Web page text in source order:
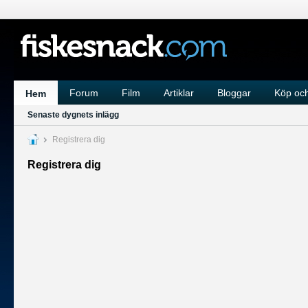
Hem Forum Film Artiklar Bloggar Köp
Senaste dygnets inlägg
Registrera dig
Registrera dig